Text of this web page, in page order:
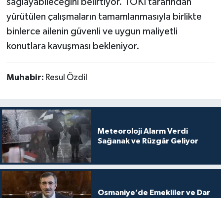
yürütülen çalışmaların tamamlanmasıyla birlikte
binlerce ailenin güvenli ve uygun maliyetli
konutlara kavuşması bekleniyor.
Muhabir: Resul Özdil
Meteoroloji Alarm Verdi
Sağanak ve Rüzgâr Geliyor
Osmaniye’de Emekliler ve Dar